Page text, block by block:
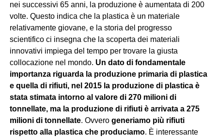
nei successivi 65 anni, la produzione è aumentata di 200
volte. Questo indica che la plastica è un materiale
relativamente giovane, e la storia del progresso
scientifico ci insegna che la scoperta dei materiali
innovativi impiega del tempo per trovare la giusta
collocazione nel mondo. Un dato di fondamentale
importanza riguarda la produzione primaria di plastica
e quella di rifiuti, nel 2015 la produzione di plastica è
stata stimata intorno al valore di 270 milioni di
tonnellate, ma la produzione di rifiuti è arrivata a 275
milioni di tonnellate. Ovvero generiamo più rifiuti
rispetto alla plastica che produciamo. È interessante